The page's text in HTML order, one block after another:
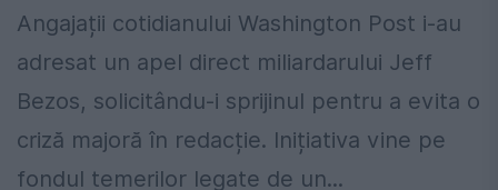
Angajații cotidianului Washington Post i-au
adresat un apel direct miliardarului Jeff
Bezos, solicitându-i sprijinul pentru a evita o
criză majoră în redacție. Inițiativa vine pe
fondul temerilor legate de un...